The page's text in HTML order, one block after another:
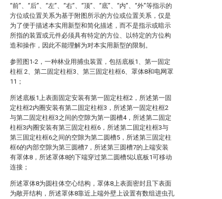
“前”、“后”、“左”、“右”、“顶”、“底”、“内”、“外”等指示的
方位或位置关系为基于附图所示的方位或位置关系，仅是
为了便于描述本实用新型和简化描述，而不是指示或暗示
所指的装置或元件必须具有特定的方位、以特定的方位构
造和操作，因此不能理解为对本实用新型的限制。
参照图1-2，一种林业用捕虫装置，包括底板1、第一固定
柱框 2、第二固定柱框3、第三固定柱框6、罩体8和电网罩
11；
所述底板1上表面固定安装有第一固定柱框2，所述第一固
定柱框2内圈安装有第二固定柱框3，所述第一固定柱框2
与第二固定柱框3之间的空隙为第一圆槽4，所述第二固定
柱框3内圈安装有第三固定柱框6，所述第二固定柱框3与
第三固定柱框6之间的空隙为第二圆槽5，所述第三固定柱
框6的内部空隙为第三圆槽7，所述第三圆槽7的上端安装
有罩体8，所述罩体8的下端穿过第二圆槽5以底板1可移动
连接；
所述罩体8为圆柱体空心结构，罩体8上表面密封且下表面
为敞开结构，所述罩体8靠近上端外壁上设置有数组进虫孔